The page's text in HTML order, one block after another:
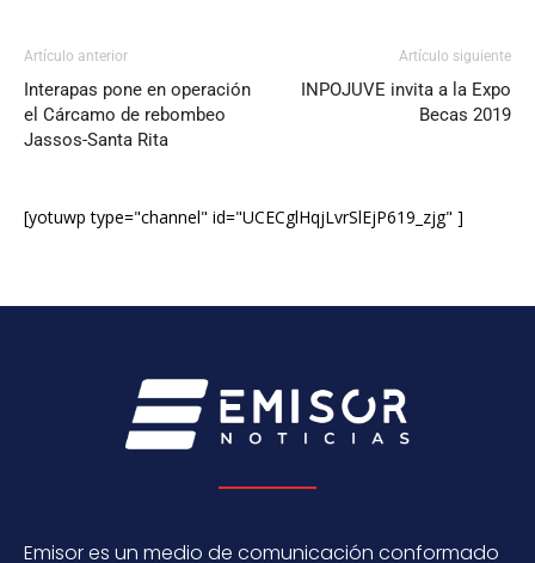
Artículo anterior
Interapas pone en operación
el Cárcamo de rebombeo
Jassos-Santa Rita
Artículo siguiente
INPOJUVE invita a la Expo
Becas 2019
[yotuwp type="channel" id="UCECglHqjLvrSlEjP619_zjg" ]
Emisor es un medio de comunicación conformado